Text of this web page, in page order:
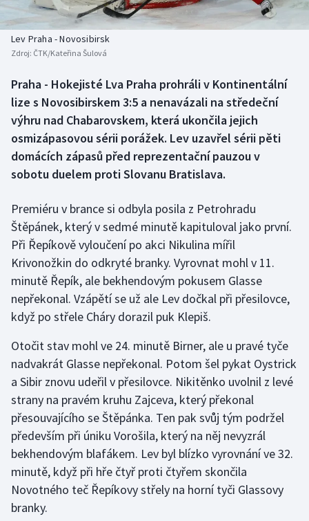
Basketbal
Biatlon
Boby a skeleton
Box
Curling
Florbal
Futsal
Golf
Gymnastika
Házená
Judo
Krasobruslení
Lezení
Historické návraty
Aplikace ČT sport
AZ kvíz
Lev Praha - Novosibirsk
Zdroj: ČTK/Kateřina Šulová
Praha - Hokejisté Lva Praha prohráli v Kontinentální
lize s Novosibirskem 3:5 a nenavázali na středeční
výhru nad Chabarovskem, která ukončila jejich
osmizápasovou sérii porážek. Lev uzavřel sérii pěti
domácích zápasů před reprezentační pauzou v
sobotu duelem proti Slovanu Bratislava.
Premiéru v brance si odbyla posila z Petrohradu
Štěpánek, který v sedmé minutě kapituloval jako první.
Při Řepíkově vyloučení po akci Nikulina mířil
Krivonožkin do odkryté branky. Vyrovnat mohl v 11.
minutě Řepík, ale bekhendovým pokusem Glasse
nepřekonal. Vzápětí se už ale Lev dočkal při přesilovce,
když po střele Cháry dorazil puk Klepiš.
Otočit stav mohl ve 24. minutě Birner, ale u pravé tyče
nadvakrát Glasse nepřekonal. Potom šel pykat Oystrick
a Sibir znovu udeřil v přesilovce. Nikitěnko uvolnil z levé
strany na pravém kruhu Zajceva, který překonal
přesouvajícího se Štěpánka. Ten pak svůj tým podržel
především při úniku Vorošila, který na něj nevyzrál
bekhendovým blafákem. Lev byl blízko vyrovnání ve 32.
minutě, když při hře čtyř proti čtyřem skončila
Novotného teč Řepíkovy střely na horní tyči Glassovy
branky.